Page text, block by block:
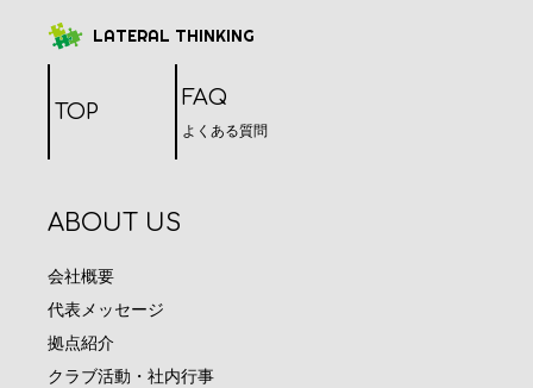
LATERAL THINKING
TOP
FAQ
よくある質問
ABOUT US
会社概要
代表メッセージ
拠点紹介
クラブ活動・社内行事